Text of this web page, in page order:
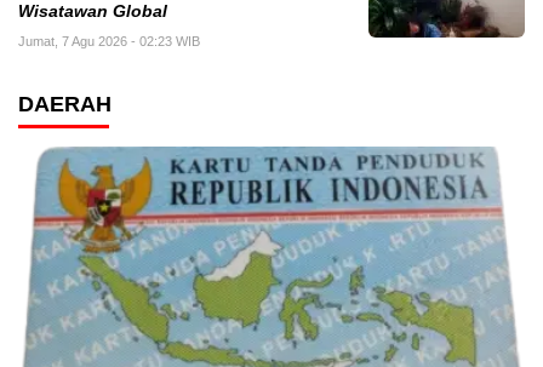
Wisatawan Global
Jumat, 7 Agu 2026 - 02:23 WIB
DAERAH